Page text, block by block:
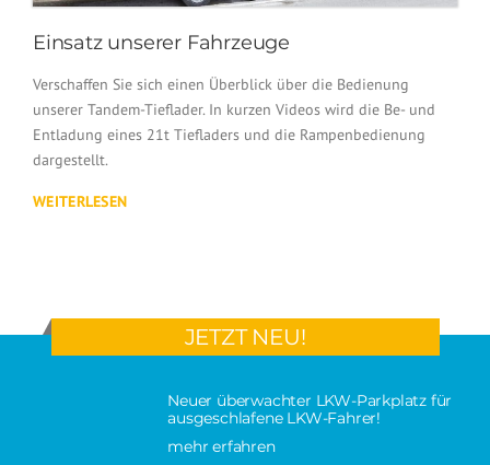
Einsatz unserer Fahrzeuge
Verschaffen Sie sich einen Überblick über die Bedienung
unserer Tandem-Tieflader. In kurzen Videos wird die Be- und
Entladung eines 21t Tiefladers und die Rampenbedienung
dargestellt.
WEITERLESEN
JETZT NEU!
Neuer überwachter LKW-Parkplatz für
ausgeschlafene LKW-Fahrer!
mehr erfahren